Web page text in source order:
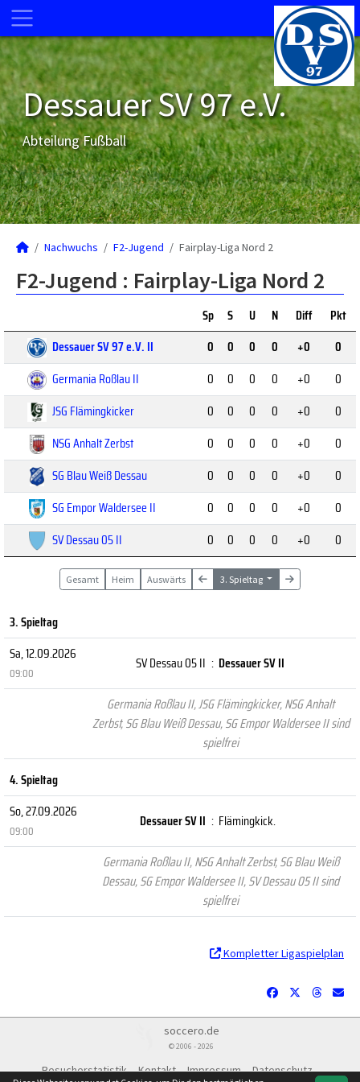
Dessauer SV 97 e.V.
Abteilung Fußball
Nachwuchs F2-Jugend Fairplay-Liga Nord 2
F2-Jugend : Fairplay-Liga Nord 2
Sp S U N Diff
Pkt
Dessauer SV 97 e.V. II
0 0 0 0 +0
0
Germania Roßlau II
0 0 0 0 +0
0
JSG Flämingkicker
0 0 0 0 +0
0
NSG Anhalt Zerbst
0 0 0 0 +0
0
SG Blau Weiß Dessau
0 0 0 0 +0
0
SG Empor Waldersee II
0 0 0 0 +0
0
SV Dessau 05 II
0 0 0 0 +0 0
Gesamt Heim Auswärts 3. Spieltag
3. Spieltag
Sa, 12.09.2026
09:00
SV Dessau 05 II : Dessauer SV II
Germania Roßlau II, JSG Flämingkicker, NSG Anhalt
Zerbst, SG Blau Weiß Dessau, SG Empor Waldersee II sind
spielfrei
4. Spieltag
So, 27.09.2026
09:00
Dessauer SV II : Flämingkick.
Germania Roßlau II, NSG Anhalt Zerbst, SG Blau Weiß
Dessau, SG Empor Waldersee II, SV Dessau 05 II sind
spielfrei
Kompletter Ligaspielplan
soccero.de
© 2006 - 2026
Besucherstatistik Kontakt Impressum
Datenschutz